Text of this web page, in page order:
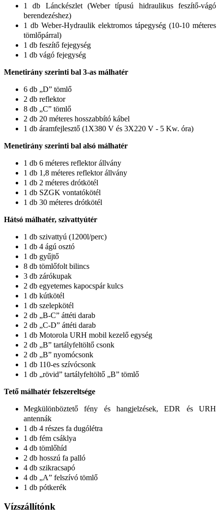
1 db Lánckészlet (Weber típusú hidraulikus feszítő-vágó
berendezéshez)
1 db Weber-Hydraulik elektromos tápegység (10-10 méteres
tömlőpárral)
1 db feszítő fejegység
1 db vágó fejegység
Menetirány szerinti bal 3-as málhatér
6 db „D” tömlő
2 db reflektor
8 db „C” tömlő
2 db 20 méteres hosszabbító kábel
1 db áramfejlesztő (1X380 V és 3X220 V - 5 Kw. óra)
Menetirány szerinti bal alsó málhatér
1 db 6 méteres reflektor állvány
1 db 1,8 méteres reflektor állvány
1 db 2 méteres drótkötél
1 db SZGK vontatókötél
1 db 30 méteres drótkötél
Hátsó málhatér, szivattyútér
1 db szivattyú (1200l/perc)
1 db 4 ágú osztó
1 db gyűjtő
8 db tömlőfolt bilincs
3 db zárókupak
2 db egyetemes kapocspár kulcs
1 db kútkötél
1 db szelepkötél
2 db „B-C” áttéti darab
2 db „C-D” áttéti darab
1 db Motorola URH mobil kezelő egység
2 db „B” tartályfeltöltő csonk
2 db „B” nyomócsonk
1 db 110-es szívócsonk
1 db „rövid” tartályfeltöltő „B” tömlő
Tető málhatér felszereltsége
Megkülönböztető fény és hangjelzések, EDR és URH
antennák
1 db 4 részes fa dugólétra
1 db fém csáklya
4 db tömlőhíd
2 db hosszú fa palló
4 db szikracsapó
4 db „A” felszívó tömlő
1 db pótkerék
Vízszállítónk